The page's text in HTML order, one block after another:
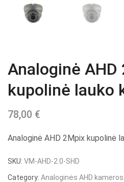
Analoginė AHD
kupolinė lauko
78,00 €
Analoginė AHD 2Mpix kupolinė
SKU: VM-AHD-2.0-SHD
Category: Analoginės AHD kameros